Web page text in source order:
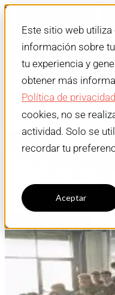
Este sitio web
información sobre
tu experiencia y
obtener más
Política de privacidad
cookies, no se
actividad. Solo se
recordar tu
Aceptar